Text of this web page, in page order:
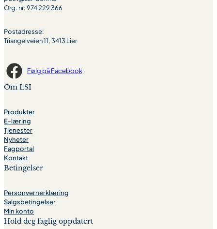
Org. nr: 974 229 366
Postadresse:
Triangelveien 11, 3413 Lier
Følg på Facebook
Om LSI
Produkter
E-læring
Tjenester
Nyheter
Fagportal
Kontakt
Betingelser
Personvernerklæring
Salgsbetingelser
Min konto
Hold deg faglig oppdatert